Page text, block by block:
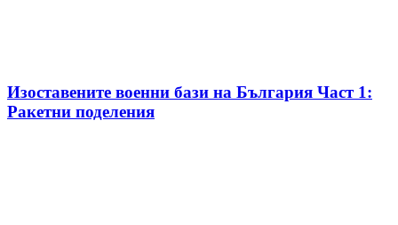
Изоставените военни бази на България Част 1:
Ракетни поделения